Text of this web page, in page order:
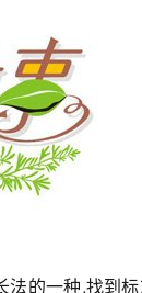
的一种,找到